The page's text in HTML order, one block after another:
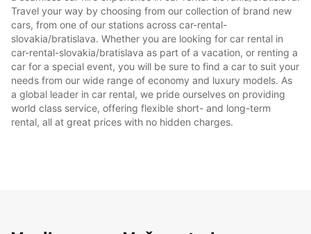
Travel your way by choosing from our collection of brand new
cars, from one of our stations across car-rental-
slovakia/bratislava. Whether you are looking for car rental in
car-rental-slovakia/bratislava as part of a vacation, or renting a
car for a special event, you will be sure to find a car to suit your
needs from our wide range of economy and luxury models. As
a global leader in car rental, we pride ourselves on providing
world class service, offering flexible short- and long-term
rental, all at great prices with no hidden charges.